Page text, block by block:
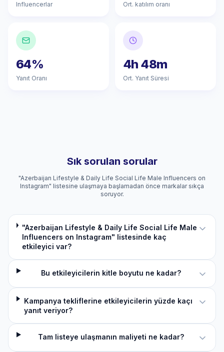
Influencerlar Ort. katılım oranı
64%
Yanıt Oranı
4h 48m
Ort. Yanıt Süresi
Sık sorulan sorular
"Azerbaijan Lifestyle & Daily Life Social Life Male Influencers on
Instagram" listesine ulaşmaya başlamadan önce markalar sıkça
soruyor.
"Azerbaijan Lifestyle & Daily Life Social Life Male
Influencers on Instagram" listesinde kaç
etkileyici var?
Bu etkileyicilerin kitle boyutu ne kadar?
Kampanya tekliflerine etkileyicilerin yüzde kaçı
yanıt veriyor?
Tam listeye ulaşmanın maliyeti ne kadar?